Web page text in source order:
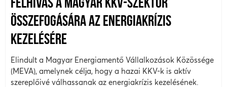
FELHÍVÁS A MAGYAR KKV-SZEKTOR
ÖSSZEFOGÁSÁRA AZ ENERGIAKRÍZIS
KEZELÉSÉRE
Elindult a Magyar Energiamentő Vállalkozások Közössége
(MEVA), amelynek célja, hogy a hazai KKV-k is aktív
szereplőivé válhassanak az energiakrízis kezelésének.